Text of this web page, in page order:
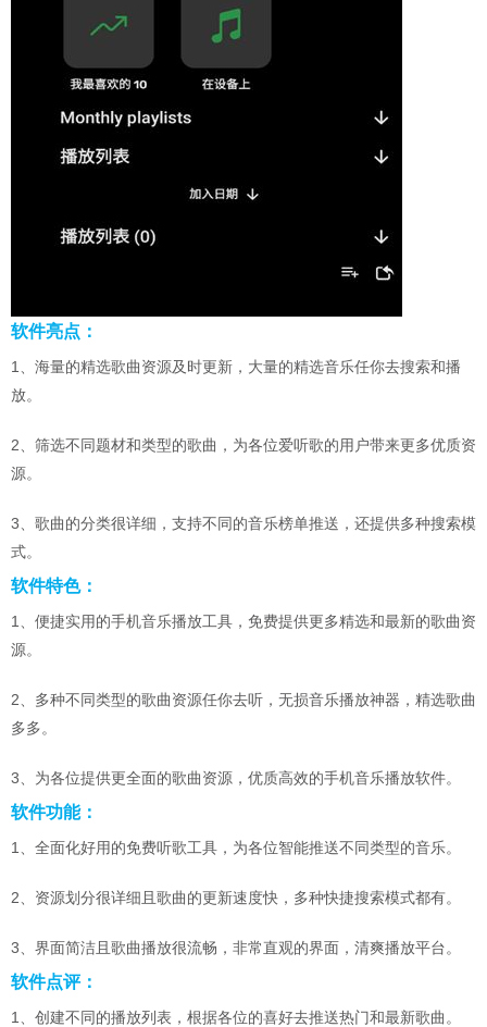
软件亮点：
1、海量的精选歌曲资源及时更新，大量的精选音乐任你去搜索和播
放。
2、筛选不同题材和类型的歌曲，为各位爱听歌的用户带来更多优质资
源。
3、歌曲的分类很详细，支持不同的音乐榜单推送，还提供多种搜索模
式。
软件特色：
1、便捷实用的手机音乐播放工具，免费提供更多精选和最新的歌曲资
源。
2、多种不同类型的歌曲资源任你去听，无损音乐播放神器，精选歌曲
多多。
3、为各位提供更全面的歌曲资源，优质高效的手机音乐播放软件。
软件功能：
1、全面化好用的免费听歌工具，为各位智能推送不同类型的音乐。
2、资源划分很详细且歌曲的更新速度快，多种快捷搜索模式都有。
3、界面简洁且歌曲播放很流畅，非常直观的界面，清爽播放平台。
软件点评：
1、创建不同的播放列表，根据各位的喜好去推送热门和最新歌曲。